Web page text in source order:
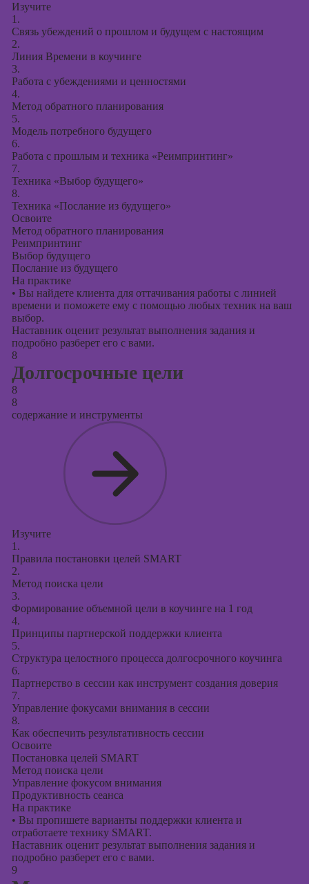
Изучите
1.
Связь убеждений о прошлом и будущем с настоящим
2.
Линия Времени в коучинге
3.
Работа с убеждениями и ценностями
4.
Метод обратного планирования
5.
Модель потребного будущего
6.
Работа с прошлым и техника «Реимпринтинг»
7.
Техника «Выбор будущего»
8.
Техника «Послание из будущего»
Освоите
Метод обратного планирования
Реимпринтинг
Выбор будущего
Послание из будущего
На практике
• Вы найдете клиента для оттачивания работы с линией
времени и поможете ему с помощью любых техник на ваш
выбор.
Наставник оценит результат выполнения задания и
подробно разберет его с вами.
8
Долгосрочные цели
8
8
содержание и инструменты
Изучите
1.
Правила постановки целей SMART
2.
Метод поиска цели
3.
Формирование объемной цели в коучинге на 1 год
4.
Принципы партнерской поддержки клиента
5.
Структура целостного процесса долгосрочного коучинга
6.
Партнерство в сессии как инструмент создания доверия
7.
Управление фокусами внимания в сессии
8.
Как обеспечить результативность сессии
Освоите
Постановка целей SMART
Метод поиска цели
Управление фокусом внимания
Продуктивность сеанса
На практике
• Вы пропишете варианты поддержки клиента и
отработаете технику SMART.
Наставник оценит результат выполнения задания и
подробно разберет его с вами.
9